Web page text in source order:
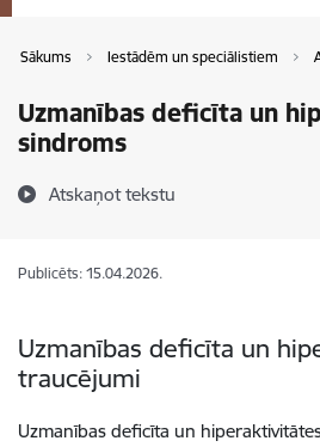
Sākums Iestādēm un speciālistiem
Uzmanības deficīta un
sindroms
Atskaņot tekstu
Publicēts: 15.04.2026.
Uzmanības deficīta un
traucējumi
Uzmanības deficīta un